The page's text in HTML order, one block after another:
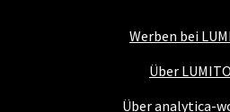
Werben bei
Über
Über analytica-